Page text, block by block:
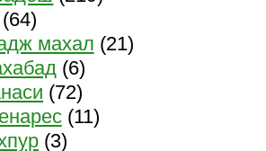
махал (21)
(6)
(72)
(11)
(3)